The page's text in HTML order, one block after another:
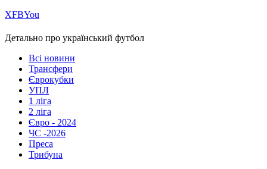
ХFBYou
Детально про український футбол
Всі новини
Трансфери
Єврокубки
УПЛ
1 ліга
2 ліга
Євро - 2024
ЧС -2026
Преса
Трибуна